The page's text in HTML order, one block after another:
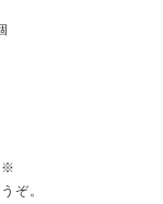
ぞ。